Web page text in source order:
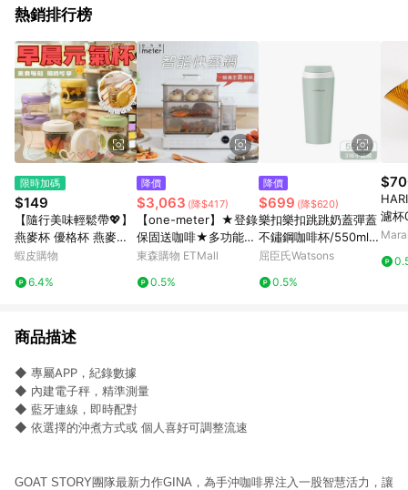
熱銷排行榜
限時加碼
$149
【隨行美味輕鬆帶💖】
燕麥杯 優格杯 燕麥盒
燕麥優格杯
蝦皮購物
6.4%
降價
$3,063 (降$417)
【one-meter】★登錄
保固送咖啡★多功能可
視電蒸鍋(OHL-24038
東森購物 ETMall
0.5%
降價
$699 (降$620)
樂扣樂扣跳跳奶蓋彈蓋
不鏽鋼咖啡杯/550ml/
抹茶奶蓋
屈臣氏Watsons
0.5%
濾
明
商品描述
◆ 專屬APP，紀錄數據
◆ 內建電子秤，精準測量
◆ 藍牙連線，即時配對
◆ 依選擇的沖煮方式或 個人喜好可調整流速
GOAT STORY團隊最新力作GINA，為手沖咖啡界注入一股智慧活力，讓